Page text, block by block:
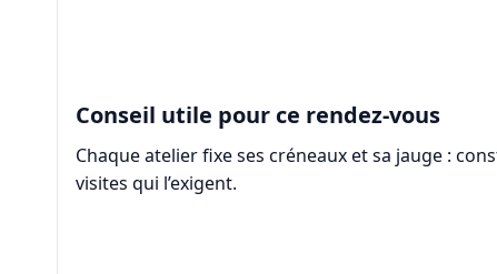
Conseil utile pour ce rendez-vous
Chaque atelier fixe ses créneaux et sa jauge :
visites qui l’exigent.